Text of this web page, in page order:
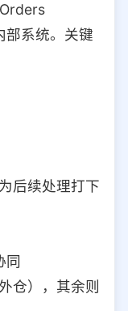
部系统。关键
后续处理打下
同
仓），其余则